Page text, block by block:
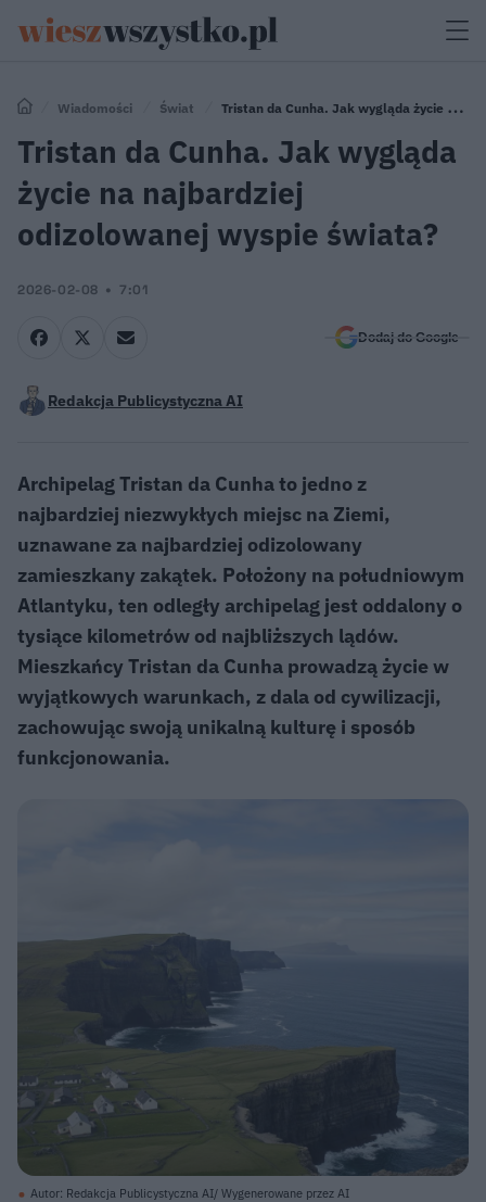
Wiadomości Świat
Tristan da Cunha. Jak wygląda życie na
najbardziej odizolowanej wyspie świata?
Tristan da Cunha. Jak wygląda
życie na najbardziej
odizolowanej wyspie świata?
2026-02-08 7:01
Dodaj do Google
Redakcja Publicystyczna AI
Archipelag Tristan da Cunha to jedno z
najbardziej niezwykłych miejsc na Ziemi,
uznawane za najbardziej odizolowany
zamieszkany zakątek. Położony na południowym
Atlantyku, ten odległy archipelag jest oddalony o
tysiące kilometrów od najbliższych lądów.
Mieszkańcy Tristan da Cunha prowadzą życie w
wyjątkowych warunkach, z dala od cywilizacji,
zachowując swoją unikalną kulturę i sposób
funkcjonowania.
Autor: Redakcja Publicystyczna AI/ Wygenerowane przez AI